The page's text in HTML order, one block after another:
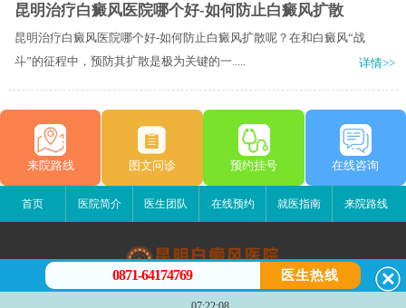
昆明治疗白癜风医院哪个好-如何防止白癜风扩散
昆明治疗白癜风医院哪个好-如何防止白癜风扩散呢？在和白癜风“战
斗”的征程中，预防其扩散是极为关键的一.....
详情>>
来院路线 图文问诊 预约挂号 在线咨询
首页 医院简介 医生团队 在线预约 就医指南 来院路线
昆明白癜风医院
0871-64174769 医生热线